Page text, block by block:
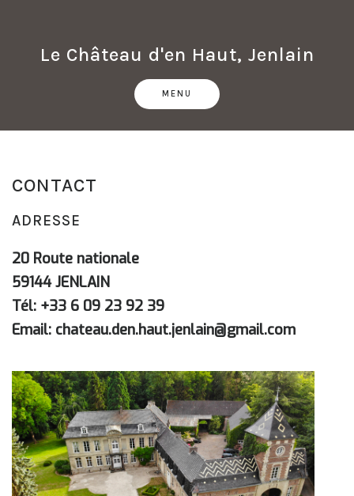
Le Château d'en Haut, Jenlain
MENU
CONTACT
ADRESSE
20 Route nationale
59144 JENLAIN
Tél: +33 6 09 23 92 39
Email: chateau.den.haut.jenlain@gmail.com